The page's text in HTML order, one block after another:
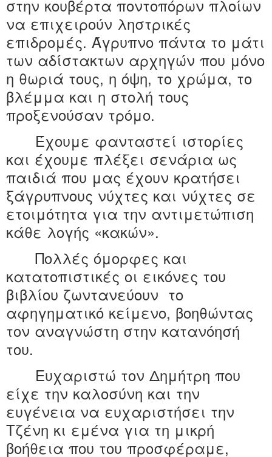
στην κουβέρτα ποντοπόρων πλοίων
να επιχειρούν ληστρικές
επιδρομές. Άγρυπνο πάντα το μάτι
των αδίστακτων αρχηγών που μόνο
η θωριά τους, η όψη, το χρώμα, το
βλέμμα και η στολή τους
προξενούσαν τρόμο.
Έχουμε φανταστεί ιστορίες
και έχουμε πλέξει σενάρια ως
παιδιά που μας έχουν κρατήσει
ξάγρυπνους νύχτες και νύχτες σε
ετοιμότητα για την αντιμετώπιση
κάθε λογής «κακών».
Πολλές όμορφες και
κατατοπιστικές οι εικόνες του
βιβλίου ζωντανεύουν το
αφηγηματικό κείμενο, βοηθώντας
τον αναγνώστη στην κατανόησή
του.
Ευχαριστώ τον Δημήτρη που
είχε την καλοσύνη και την
ευγένεια να ευχαριστήσει την
Τζένη κι εμένα για τη μικρή
βοήθεια που του προσφέραμε,